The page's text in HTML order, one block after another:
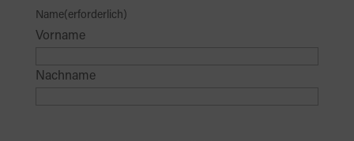
Name(erforderlich)
Vorname
Nachname